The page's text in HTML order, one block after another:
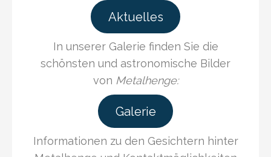
Aktuelles
In unserer Galerie finden Sie die
schönsten und astronomische Bilder
von Metalhenge:
Galerie
Informationen zu den Gesichtern hinter